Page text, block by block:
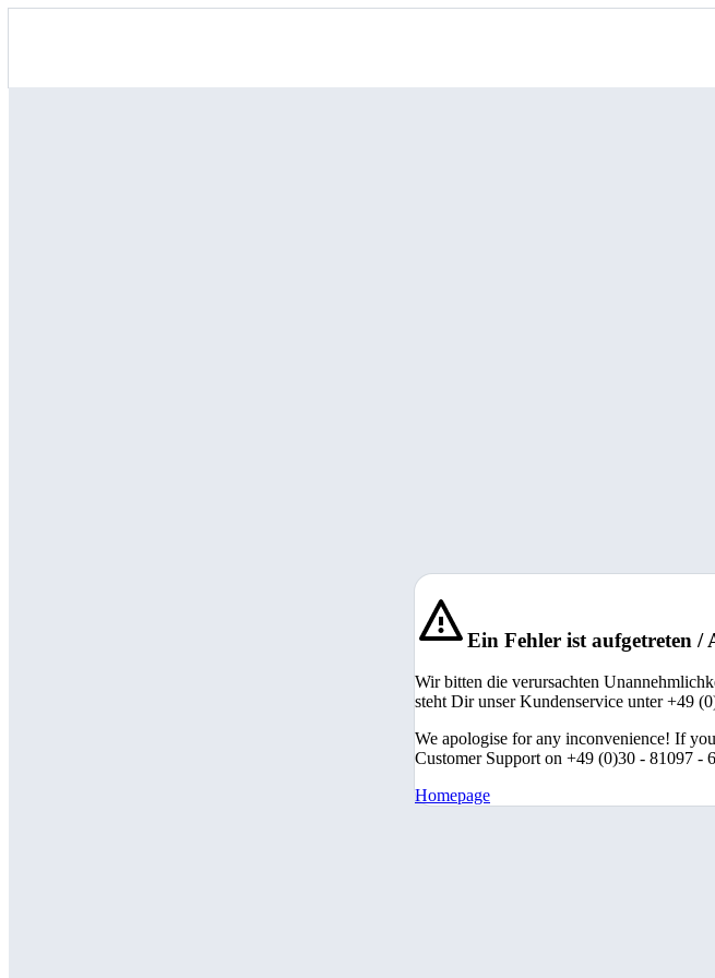
Ein Fehler ist aufgetreten /
Wir bitten die verursachten
steht Dir unser Kundenservice unter +49
We apologise for any inconvenience! If
Customer Support on +49 (0)30 - 81097 -
Homepage